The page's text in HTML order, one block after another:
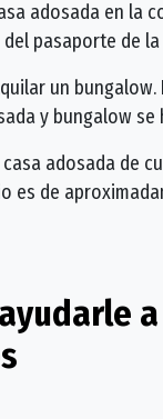
adosada en la
pasaporte de
un
y bungalow
adosada de
es de